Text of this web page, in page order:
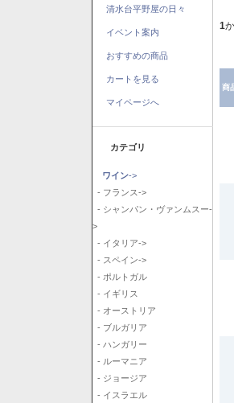
清水台平野屋の日々
イベント案内
おすすめの商品
カートを見る
マイページへ
カテゴリ
ワイン->
- フランス->
- シャンパン・ヴァンムスー-
>
- イタリア->
- スペイン->
- ポルトガル
- イギリス
- オーストリア
- ブルガリア
- ハンガリー
- ルーマニア
- ジョージア
- イスラエル
1
商